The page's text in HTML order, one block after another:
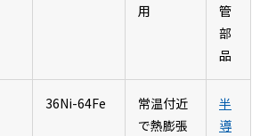
用
管
部
品
36Ni-64Fe
常温付近
で熱膨張
半
導